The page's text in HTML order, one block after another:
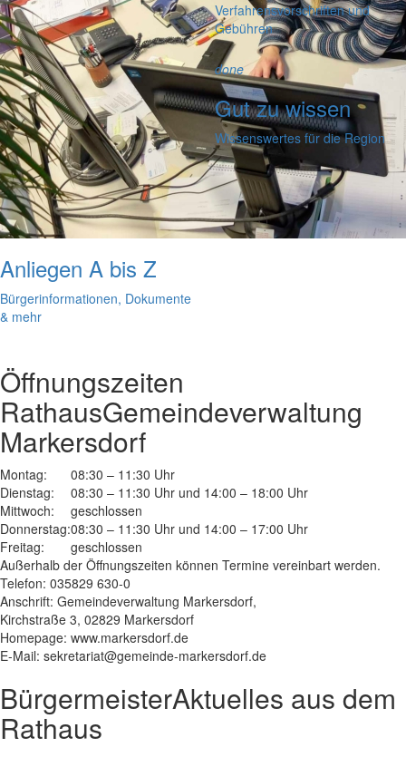
Anliegen A bis Z
Bürgerinformationen, Dokumente
& mehr
Verfahrensvorschriften und
Gebühren
done
Gut zu wissen
Wissenswertes für die Region
Öffnungszeiten
RathausGemeindeverwaltung
Markersdorf
Montag:
08:30 – 11:30 Uhr
Dienstag:
08:30 – 11:30 Uhr und 14:00 – 18:00 Uhr
Mittwoch:
geschlossen
Donnerstag:08:30 – 11:30 Uhr und 14:00 – 17:00 Uhr
Freitag:
geschlossen
Außerhalb der Öffnungszeiten können Termine vereinbart werden.
Telefon: 035829 630-0
Anschrift: Gemeindeverwaltung Markersdorf,
Kirchstraße 3, 02829 Markersdorf
Homepage: www.markersdorf.de
E-Mail: sekretariat@gemeinde-markersdorf.de
BürgermeisterAktuelles aus dem
Rathaus